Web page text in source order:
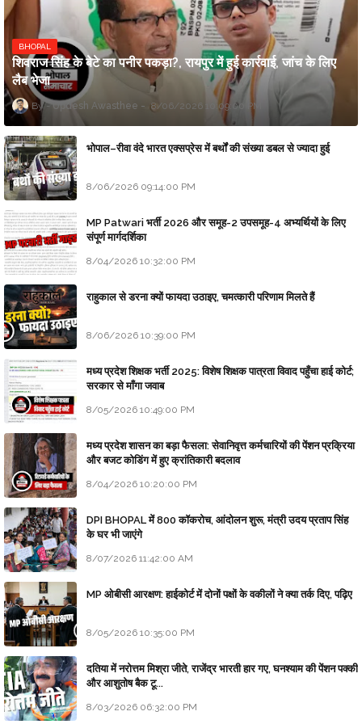
BHOPAL
शिवराज सिंह के बेटे का पनीर पकड़ा?, रायपुर में हुई कार्रवाई, जांच के लिए
लैब भेजा
Updesh Awasthee 8/06/2026 10:09:00 PM
भोपाल–रीवा वंदे भारत एक्सप्रेस में बर्थों की संख्या डबल से ज्यादा हुई
8/06/2026 09:14:00 PM
MP Patwari भर्ती 2026 और समूह-2 उपसमूह-4 अभ्यर्थियों के लिए
संपूर्ण मार्गदर्शिका
8/04/2026 10:32:00 PM
राहुकाल से डरना क्यों फायदा उठाइए, चमत्कारी परिणाम मिलते हैं
8/06/2026 10:39:00 PM
मध्य प्रदेश शिक्षक भर्ती 2025: विशेष शिक्षक पात्रता विवाद पहुँचा हाई कोर्ट;
सरकार से माँगा जवाब
8/05/2026 10:49:00 PM
मध्य प्रदेश शासन का बड़ा फैसला: सेवानिवृत्त कर्मचारियों की पेंशन प्रक्रिया
और बजट कोडिंग में हुए क्रांतिकारी बदलाव
8/04/2026 10:20:00 PM
DPI BHOPAL में 800 कॉकरोच, आंदोलन शुरू, मंत्री उदय प्रताप सिंह
के घर भी जाएंगे
8/07/2026 11:42:00 AM
MP ओबीसी आरक्षण: हाईकोर्ट में दोनों पक्षों के वकीलों ने क्या तर्क दिए, पढ़िए
8/05/2026 10:35:00 PM
दतिया में नरोत्तम मिश्रा जीते, राजेंद्र भारती हार गए, घनश्याम की पेंशन पक्की
और आशुतोष बैक टू...
8/03/2026 06:32:00 PM